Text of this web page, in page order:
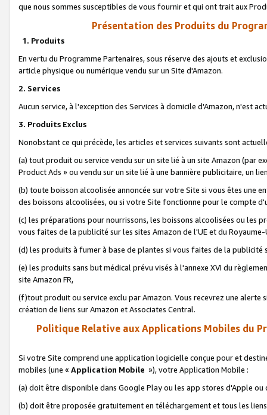
que nous sommes susceptibles de vous fournir et qui ont trait aux
Présentation des Produits du
1. Produits
En vertu du Programme Partenaires, sous réserve des ajouts et
article physique ou numérique vendu sur un Site d'Amazon.
2. Services
Aucun service, à l'exception des Services à domicile d'Amazon, n'est
3. Produits Exclus
Nonobstant ce qui précède, les articles et services suivants sont
(a) tout produit ou service vendu sur un site lié à un site Amazon (par
Product Ads » ou vendu sur un site lié à une bannière publicitaire, un
(b) toute boisson alcoolisée annoncée sur votre Site si vous êtes une
des boissons alcoolisées, ou si votre Site fonctionne pour le compte
(c) les préparations pour nourrissons, les boissons alcoolisées ou les
vous faites de la publicité sur les sites Amazon de l'UE et du Royaume-
(d) les produits à fumer à base de plantes si vous faites de la publicité
(e) les produits sans but médical prévu visés à l'annexe XVI du
site Amazon FR,
(f)tout produit ou service exclu par Amazon. Vous recevrez une alerte
création de liens sur Amazon et Associates Central.
Politique Relative aux Applications Mobiles du
Si votre Site comprend une application logicielle conçue pour et
mobiles (une « Application Mobile »), votre Application Mobile :
(a) doit être disponible dans Google Play ou les app stores d'Apple ou
(b) doit être proposée gratuitement en téléchargement et tous les